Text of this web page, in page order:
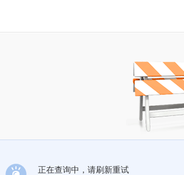
正在查询中，请刷新重试